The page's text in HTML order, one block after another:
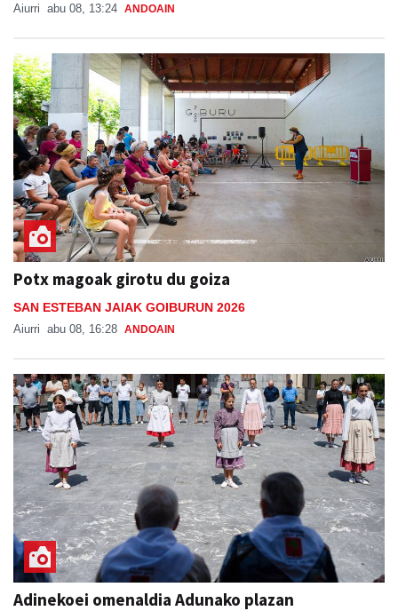
Aiurri abu 08, 13:24 ANDOAIN
Potx magoak girotu du goiza
SAN ESTEBAN JAIAK GOIBURUN 2026
Aiurri abu 08, 16:28 ANDOAIN
Adinekoei omenaldia Adunako plazan